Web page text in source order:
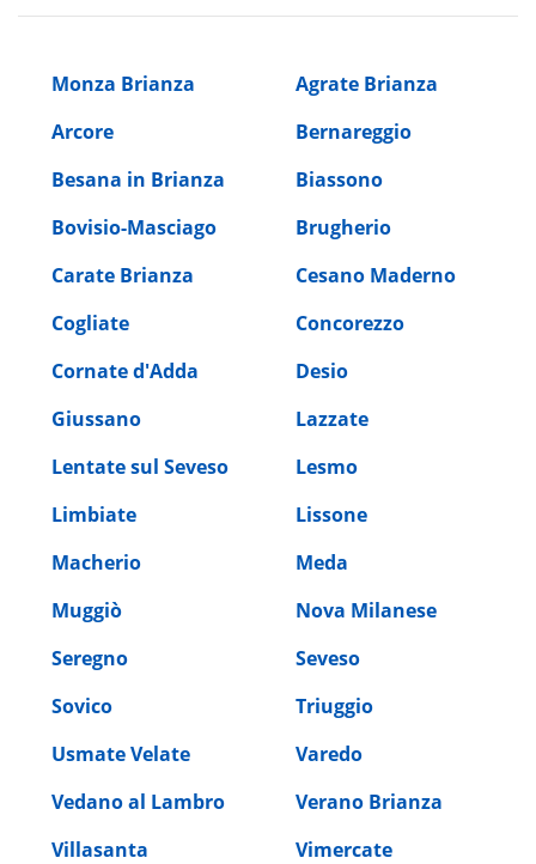
Monza Brianza
Agrate Brianza
Arcore
Bernareggio
Besana in Brianza
Biassono
Bovisio-Masciago
Brugherio
Carate Brianza
Cesano Maderno
Cogliate
Concorezzo
Cornate d'Adda
Desio
Giussano
Lazzate
Lentate sul Seveso
Lesmo
Limbiate
Lissone
Macherio
Meda
Muggiò
Nova Milanese
Seregno
Seveso
Sovico
Triuggio
Usmate Velate
Varedo
Vedano al Lambro
Verano Brianza
Villasanta
Vimercate